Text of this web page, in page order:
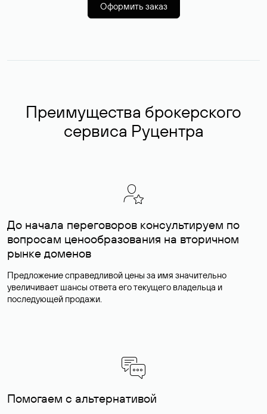
Оформить заказ
Преимущества брокерского
сервиса Руцентра
До начала переговоров консультируем по
вопросам ценообразования на вторичном
рынке доменов
Предложение справедливой цены за имя значительно
увеличивает шансы ответа его текущего владельца и
последующей продажи.
Помогаем с альтернативой